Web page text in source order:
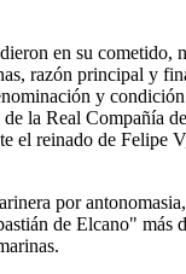
del Servicio
EN AGUAS
TRÁNSITO
2013
de la Armada
en su cometido,
razón principal y
y
la Real Compañía
el reinado de Felipe
por
de Elcano" más